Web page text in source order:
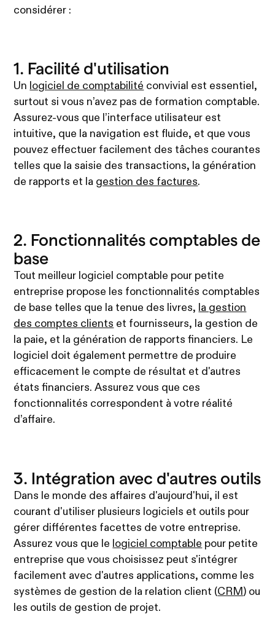
considérer :
1. Facilité d'utilisation
Un logiciel de comptabilité convivial est essentiel,
surtout si vous n’avez pas de formation comptable.
Assurez-vous que l’interface utilisateur est
intuitive, que la navigation est fluide, et que vous
pouvez effectuer facilement des tâches courantes
telles que la saisie des transactions, la génération
de rapports et la gestion des factures.
2. Fonctionnalités comptables de
base
Tout meilleur logiciel comptable pour petite
entreprise propose les fonctionnalités comptables
de base telles que la tenue des livres, la gestion
des comptes clients et fournisseurs, la gestion de
la paie, et la génération de rapports financiers. Le
logiciel doit également permettre de produire
efficacement le compte de résultat et d'autres
états financiers. Assurez vous que ces
fonctionnalités correspondent à votre réalité
d’affaire.
3. Intégration avec d'autres outils
Dans le monde des affaires d'aujourd'hui, il est
courant d'utiliser plusieurs logiciels et outils pour
gérer différentes facettes de votre entreprise.
Assurez vous que le logiciel comptable pour petite
entreprise que vous choisissez peut s'intégrer
facilement avec d'autres applications, comme les
systèmes de gestion de la relation client (CRM ) ou
les outils de gestion de projet.